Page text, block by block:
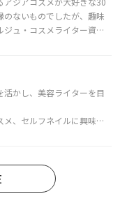
ないものでしたが、趣味
ュ・コスメライター資格
コンサルティングも行っ
かし、美容ライターを目
、セルフネイルに興味が